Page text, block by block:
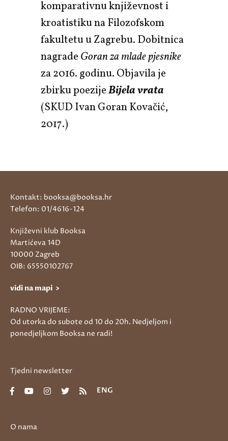
komparativnu književnost i
kroatistiku na Filozofskom
fakultetu u Zagrebu. Dobitnica
nagrade Goran za mlade pjesnike
za 2016. godinu. Objavila je
zbirku poezijeBijela vrata
(SKUD Ivan Goran Kovačić,
2017.)
O nama
Kontakt: booksa@booksa.hr
Telefon: 01/4616-124
Književni klub Booksa
Martićeva 14D
10000 Zagreb
OIB: 65550102767
vidi na mapi >
RADNO VRIJEME:
Od utorka do subote od 10 do 20h. Nedjeljom i
ponedjeljkom Booksa ne radi!
Tjedni newsletter
ENG